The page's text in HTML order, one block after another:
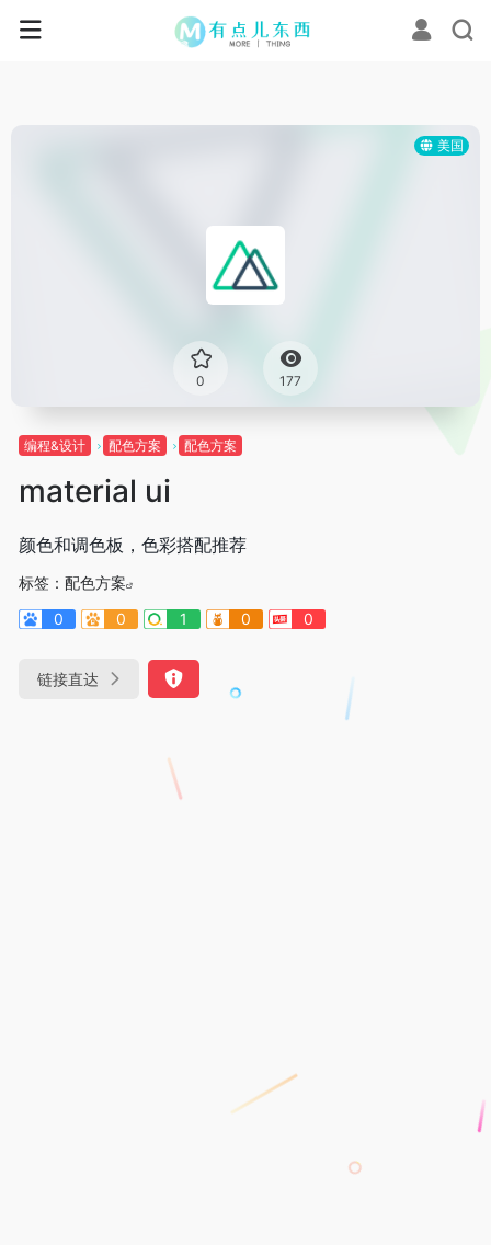
美国
0 177
编程&设计 配色方案 配色方案
material ui
颜色和调色板，色彩搭配推荐
标签： 配色方案
0
0 1 0 0
链接直达